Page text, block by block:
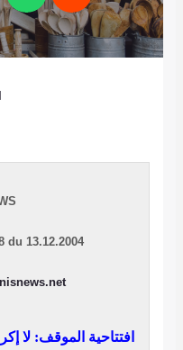
du 13.12.2004
افتتاحية الموقف: لا